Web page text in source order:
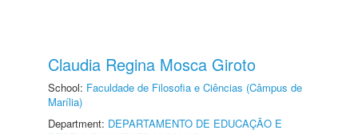
Claudia Regina Mosca Giroto
School: Faculdade de Filosofia e Ciências (Câmpus de
Marília)
Department: DEPARTAMENTO DE EDUCAÇÃO E